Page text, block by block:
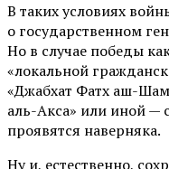
В таких условиях
о государственном
Но в случае победы
«локальной
«Джабхат Фатх аш-
аль-Акса» или иной —
проявятся наверняка.
Ну и, естественно,